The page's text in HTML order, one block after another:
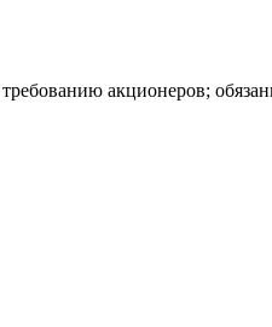
акционеров;